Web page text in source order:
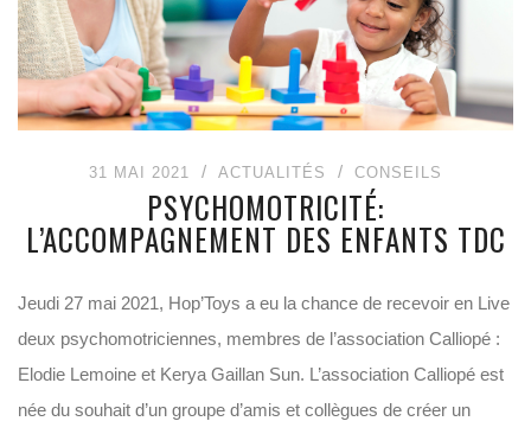
31 MAI 2021 ACTUALITÉS CONSEILS
PSYCHOMOTRICITÉ:
L’ACCOMPAGNEMENT DES ENFANTS TDC
Jeudi 27 mai 2021, Hop’Toys a eu la chance de recevoir en Live
deux psychomotriciennes, membres de l’association Calliopé :
Elodie Lemoine et Kerya Gaillan Sun. L’association Calliopé est
née du souhait d’un groupe d’amis et collègues de créer un